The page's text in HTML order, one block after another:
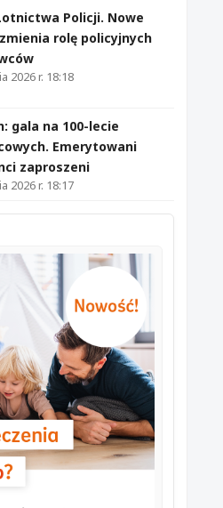
Policji. Nowe
rolę policyjnych
2026 r. 18:18
gala na 100-lecie
Emerytowani
zaproszeni
2026 r. 18:17